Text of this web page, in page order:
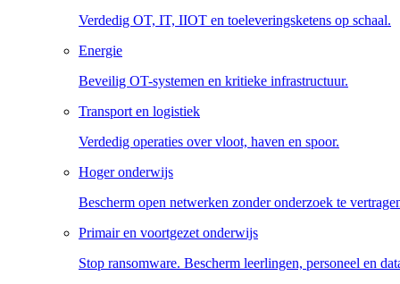
Verdedig OT, IT, IIOT en toeleveringsketens op schaal.
Energie
Beveilig OT-systemen en kritieke infrastructuur.
Transport en logistiek
Verdedig operaties over vloot, haven en spoor.
Hoger onderwijs
Bescherm open netwerken zonder onderzoek te
Primair en voortgezet onderwijs
Stop ransomware. Bescherm leerlingen, personeel en